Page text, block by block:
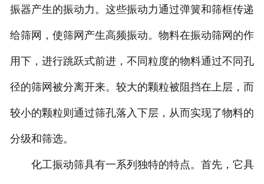
振器产生的振动力。这些振动力通过弹簧和筛框传递
给筛网，使筛网产生高频振动。物料在振动筛网的作
用下，进行跳跃式前进，不同粒度的物料通过不同孔
径的筛网被分离开来。较大的颗粒被阻挡在上层，而
较小的颗粒则通过筛孔落入下层，从而实现了物料的
分级和筛选。
化工振动筛具有一系列独特的特点。首先，它具